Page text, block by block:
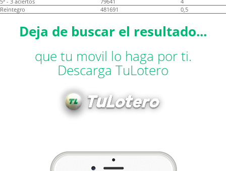
Reintegro
481691 0,5
Deja de buscar el resultado...
que tu movil lo haga por ti.
Descarga TuLotero